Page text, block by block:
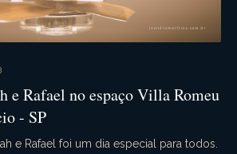
e Rafael no espaço Villa Romeu
- SP
e Rafael foi um dia especial para todos.